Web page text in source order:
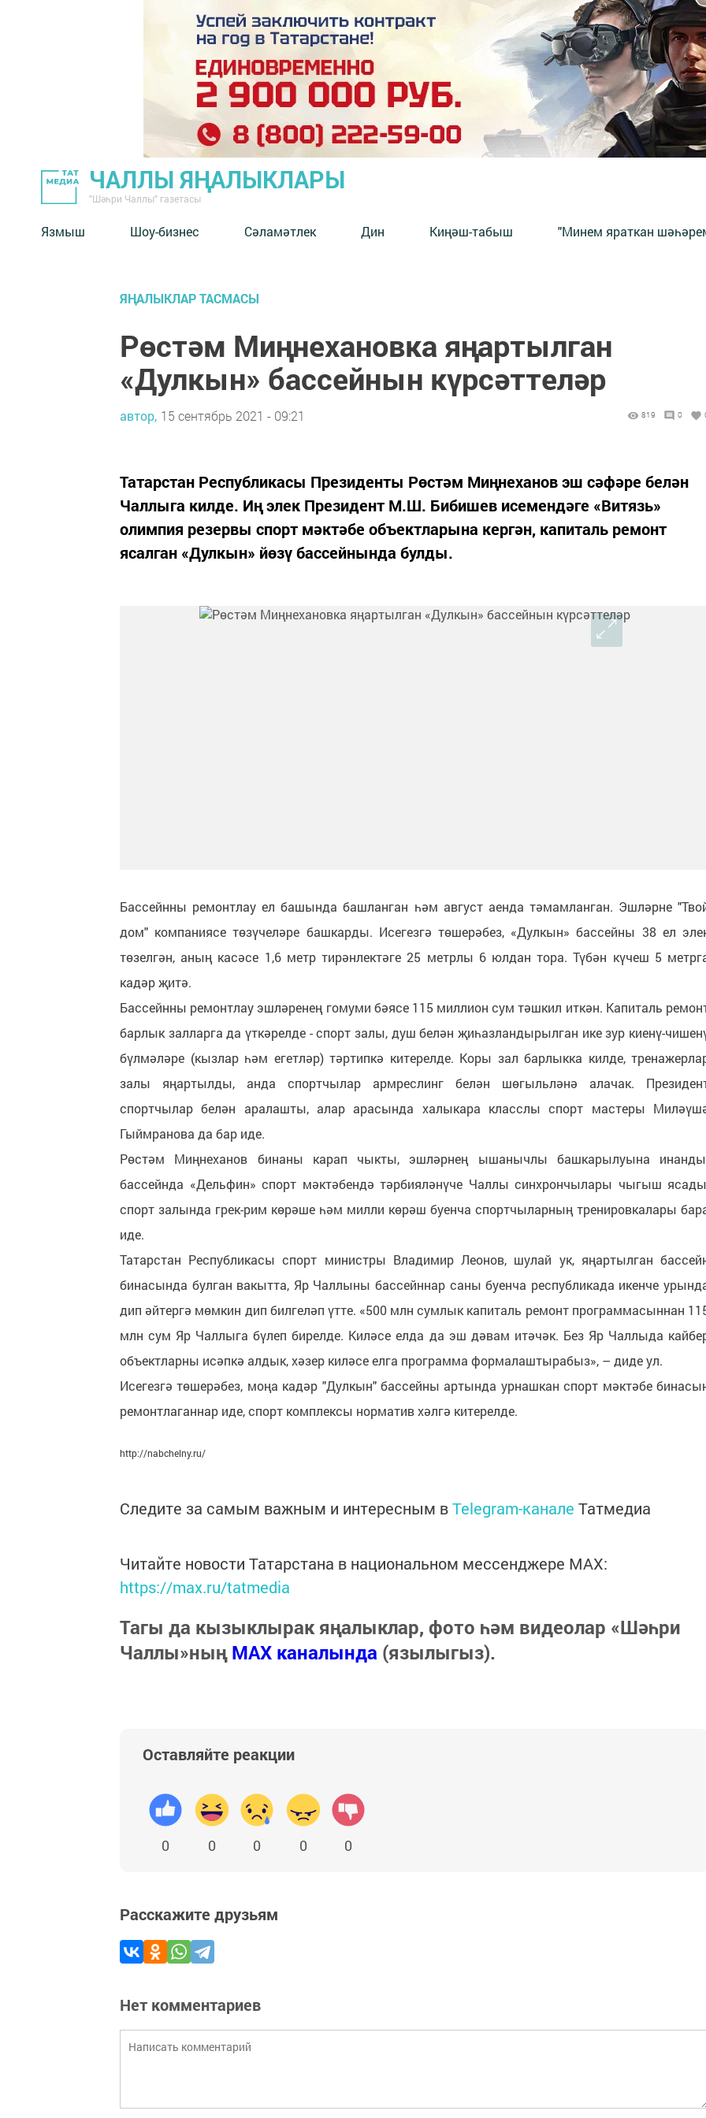
ЧАЛЛЫ ЯҢАЛЫКЛАРЫ
"Шәһри Чаллы" газетасы
Язмыш Шоу-бизнес Сәламәтлек Дин Киңәш-табыш "Минем яраткан
ЯҢАЛЫКЛАР ТАСМАСЫ
Рөстәм Миңнехановка яңартылган
«Дулкын» бассейнын күрсәттеләр
автор, 15 сентябрь 2021 - 09:21 819 0
Татарстан Республикасы Президенты Рөстәм Миңнеханов эш сәфәре белән
Чаллыга килде. Иң элек Президент М.Ш. Бибишев исемендәге «Витязь»
олимпия резервы спорт мәктәбе объектларына кергән, капиталь ремонт
ясалган «Дулкын» йөзү бассейнында булды.
Бассейнны ремонтлау ел башында башланган һәм август аенда тәмамланган. Эшләрне
дом" компаниясе төзүчеләре башкарды. Исегезгә төшерәбез, «Дулкын» бассейны 38 ел
төзелгән, аның касәсе 1,6 метр тирәнлектәге 25 метрлы 6 юлдан тора. Түбән күчеш 5
кадәр җитә.
Бассейнны ремонтлау эшләренең гомуми бәясе 115 миллион сум тәшкил иткән. Капиталь
барлык залларга да үткәрелде - спорт залы, душ белән җиһазландырылган ике зур киенү-
бүлмәләре (кызлар һәм егетләр) тәртипкә китерелде. Коры зал барлыкка килде,
залы яңартылды, анда спортчылар армреслинг белән шөгыльләнә алачак.
спортчылар белән аралашты, алар арасында халыкара класслы спорт мастеры
Гыймранова да бар иде.
Рөстәм Миңнеханов бинаны карап чыкты, эшләрнең ышанычлы башкарылуына
бассейнда «Дельфин» спорт мәктәбендә тәрбияләнүче Чаллы синхрончылары чыгыш
спорт залында грек-рим көрәше һәм милли көрәш буенча спортчыларның тренировкалары
иде.
Татарстан Республикасы спорт министры Владимир Леонов, шулай ук, яңартылган
бинасында булган вакытта, Яр Чаллыны бассейннар саны буенча республикада икенче
дип әйтергә мөмкин дип билгеләп үтте. «500 млн сумлык капиталь ремонт программасыннан
млн сум Яр Чаллыга бүлеп бирелде. Киләсе елда да эш дәвам итәчәк. Без Яр Чаллыда
объектларны исәпкә алдык, хәзер киләсе елга программа формалаштырабыз», – диде ул.
Исегезгә төшерәбез, моңа кадәр "Дулкын" бассейны артында урнашкан спорт мәктәбе
ремонтлаганнар иде, спорт комплексы норматив хәлгә китерелде.
http://nabchelny.ru/
Следите за самым важным и интересным вTelegram-канале Татмедиа
Читайте новости Татарстана в национальном мессенджере MАХ:
https://max.ru/tatmedia
Тагы да кызыклырак яңалыклар, фото һәм видеолар «Шәһри
Чаллы»ныңMAX каналында (язылыгыз).
Оставляйте реакции
0 0 0 0 0
Расскажите друзьям
Нет комментариев